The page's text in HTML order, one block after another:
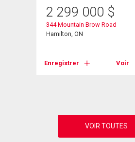
2 299 000 $
344 Mountain Brow Road
Hamilton, ON
Enregistrer Voir